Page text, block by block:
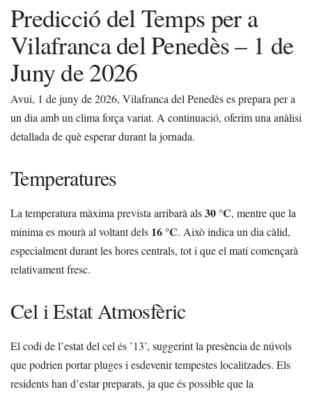
Predicció del Temps per a
Vilafranca del Penedès – 1 de
Juny de 2026
Avui, 1 de juny de 2026, Vilafranca del Penedès es prepara per a
un dia amb un clima força variat. A continuació, oferim una anàlisi
detallada de què esperar durant la jornada.
Temperatures
La temperatura màxima prevista arribarà als30 °C, mentre que la
mínima es mourà al voltant dels 16 °C. Això indica un dia càlid,
especialment durant les hores centrals, tot i que el matí començarà
relativament fresc.
Cel i Estat Atmosfèric
El codi de l’estat del cel és ’13’, suggerint la presència de núvols
que podrien portar pluges i esdevenir tempestes localitzades. Els
residents han d’estar preparats, ja que és possible que la